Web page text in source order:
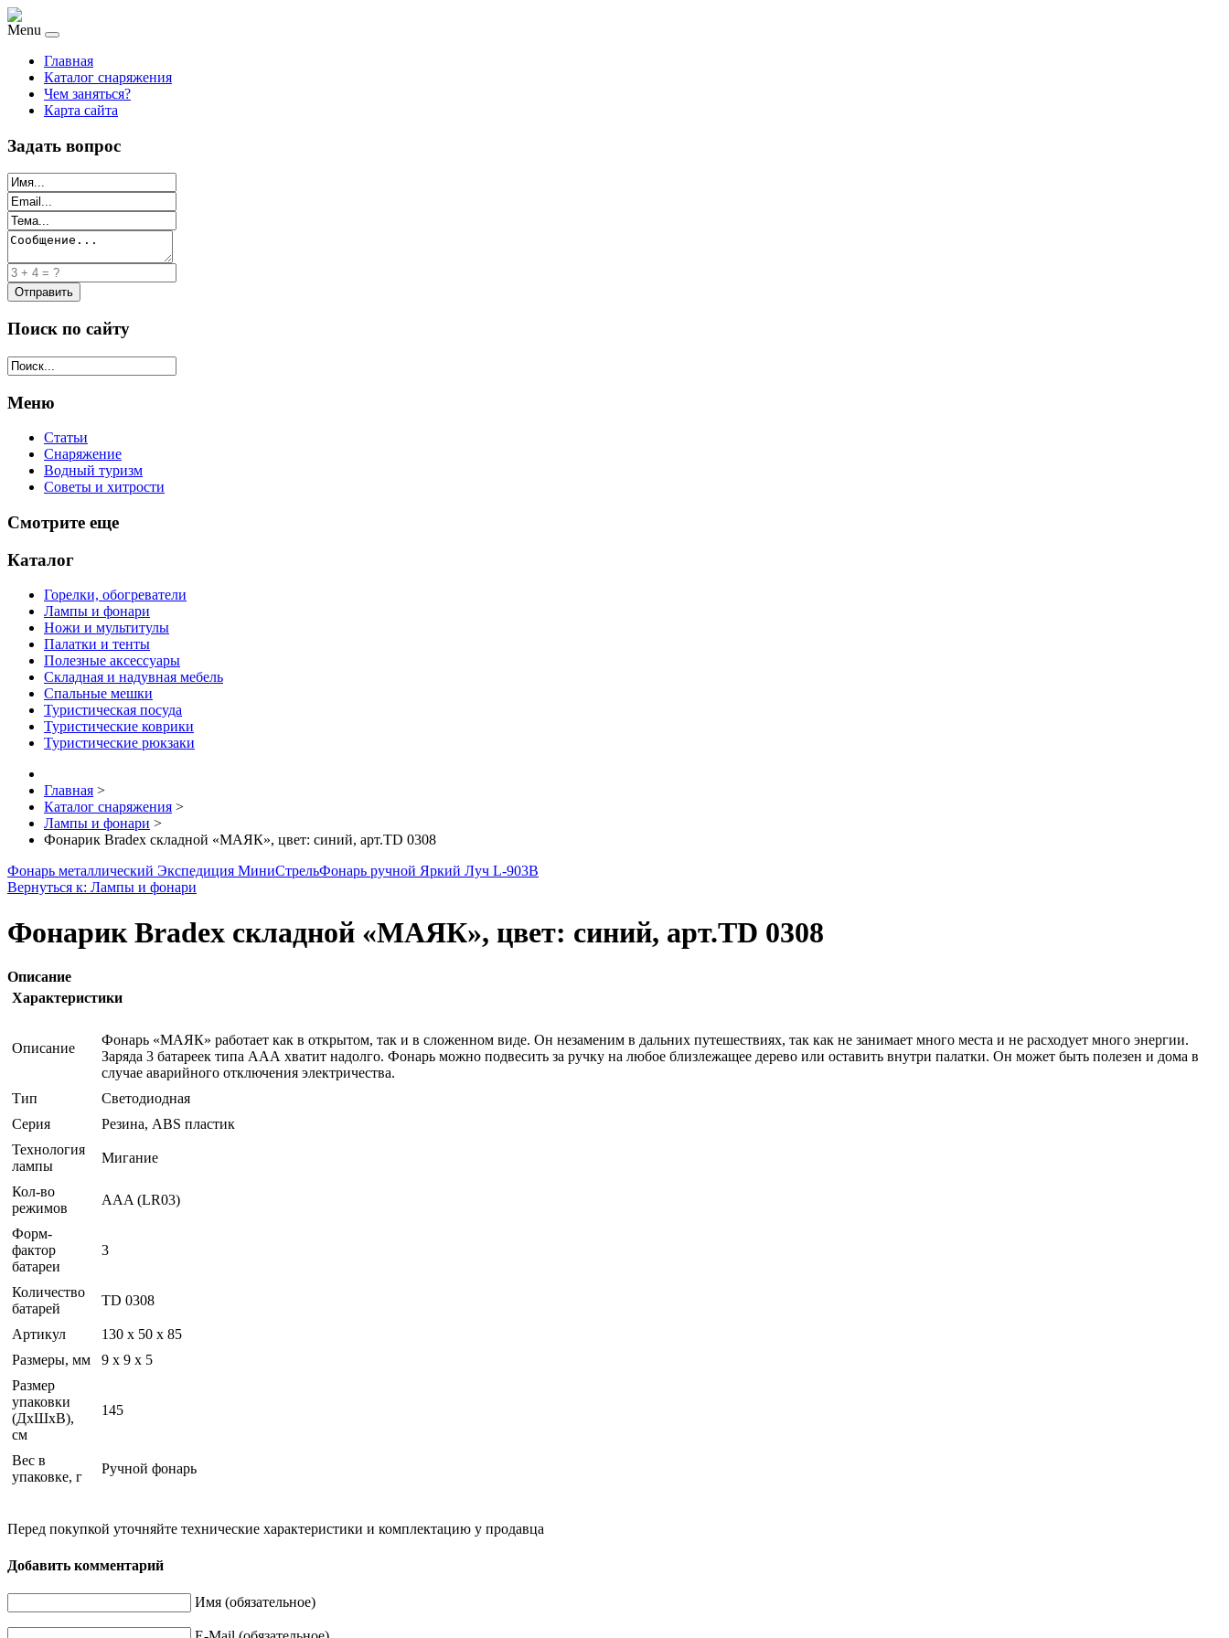
Menu
Главная
Каталог снаряжения
Чем заняться?
Карта сайта
Задать вопрос
Поиск по сайту
Меню
Статьи
Снаряжение
Водный туризм
Советы и хитрости
Смотрите еще
Каталог
Горелки, обогреватели
Лампы и фонари
Ножи и мультитулы
Палатки и тенты
Полезные аксессуары
Складная и надувная мебель
Спальные мешки
Туристическая посуда
Туристические коврики
Туристические рюкзаки
Главная >
Каталог снаряжения >
Лампы и фонари >
Фонарик Bradex складной «МАЯК», цвет: синий, арт.TD 0308
Фонарь металлический Экспедиция МиниСтрельФонарь ручной Яркий Луч L-903B
Вернуться к: Лампы и фонари
Фонарик Bradex складной «МАЯК», цвет: синий, арт.TD 0308
Описание
Характеристики
Описание
Фонарь «МАЯК» работает как в открытом, так и в сложенном виде. Он незаменим в дальних путешествиях, так как не занимает много места и не расходует много энергии.
Заряда 3 батареек типа ААА хватит надолго. Фонарь можно подвесить за ручку на любое близлежащее дерево или оставить внутри палатки. Он может быть полезен и дома в
случае аварийного отключения электричества.
Тип
Светодиодная
Серия
Резина, ABS пластик
Технология
лампы
Мигание
Кол-во
режимов
AAA (LR03)
Форм-
фактор
батареи
3
Количество
батарей
TD 0308
Артикул
130 x 50 x 85
Размеры, мм
9 x 9 x 5
Размер
упаковки
(ДхШхВ),
см
145
Вес в
упаковке, г
Ручной фонарь
Перед покупкой уточняйте технические характеристики и комплектацию у продавца
Добавить комментарий
Имя (обязательное)